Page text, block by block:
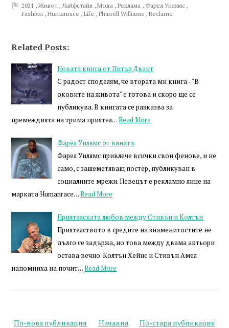
2021 ,Живот ,Лайфстайл ,Мода ,Реклама , Фарел Уилямс ,
Fashion ,Humanrace ,Life ,Pharrell Williams ,Reclame
Related Posts:
Новата книга от Питър Двант
С радост споделям, че втората ми книга - "В
оковите на живота" е готова и скоро ще се
публикува. В книгата се разказва за
премеждията на трима приятел…Read More
Фарел Уилямс от ваната
Фарел Уилямс привлече всички свои фенове, и не
само, с зашеметяващ постер, публикуван в
социалните мрежи. Певецът е рекламно лице на
марката Humanrace…Read More
Приятелската любов между Стивън и Колтън
Приятелството в средите на знаменитостите не
дълго се задържа, но това между двама актьори
остава вечно. Колтън Хейнс и Стивън Амел
напомниха на почит…Read More
По-нова публикация По-стара публикация
Начална